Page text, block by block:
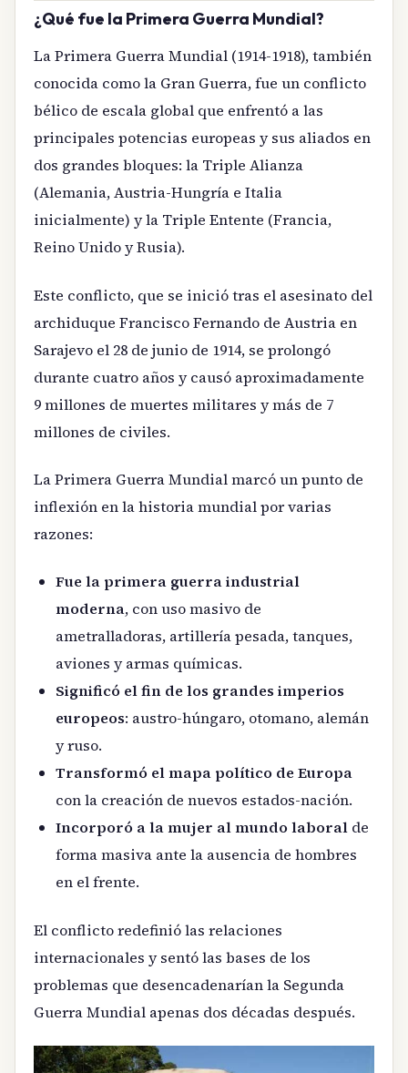
¿Qué fue la Primera Guerra Mundial?
La Primera Guerra Mundial (1914-1918), también
conocida como la Gran Guerra, fue un conflicto
bélico de escala global que enfrentó a las
principales potencias europeas y sus aliados en
dos grandes bloques: la Triple Alianza
(Alemania, Austria-Hungría e Italia
inicialmente) y la Triple Entente (Francia,
Reino Unido y Rusia).
Este conflicto, que se inició tras el asesinato del
archiduque Francisco Fernando de Austria en
Sarajevo el 28 de junio de 1914, se prolongó
durante cuatro años y causó aproximadamente
9 millones de muertes militares y más de 7
millones de civiles.
La Primera Guerra Mundial marcó un punto de
inflexión en la historia mundial por varias
razones:
Fue la primera guerra industrial
moderna, con uso masivo de
ametralladoras, artillería pesada, tanques,
aviones y armas químicas.
Significó el fin de los grandes imperios
europeos: austro-húngaro, otomano, alemán
y ruso.
Transformó el mapa político de Europa
con la creación de nuevos estados-nación.
Incorporó a la mujer al mundo laboral de
forma masiva ante la ausencia de hombres
en el frente.
El conflicto redefinió las relaciones
internacionales y sentó las bases de los
problemas que desencadenarían la Segunda
Guerra Mundial apenas dos décadas después.